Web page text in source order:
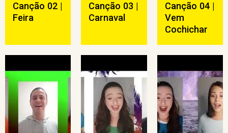
Canção 02 |
Feira
Canção 03 |
Carnaval
Canção 04 |
Vem
Cochichar